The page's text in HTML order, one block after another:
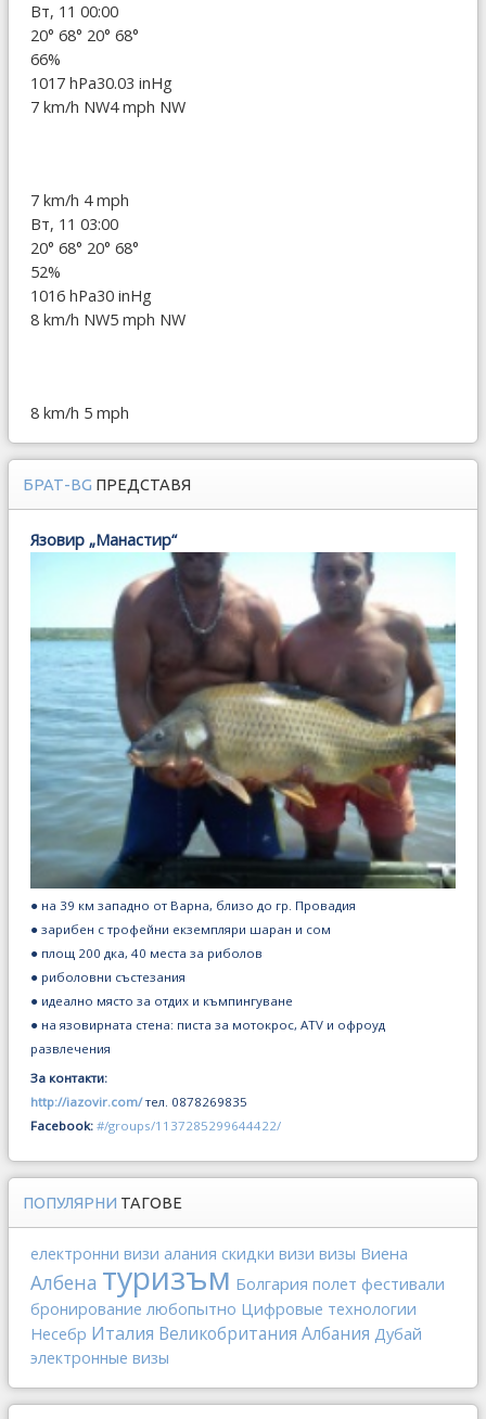
Вт, 11 00:00
20° 68° 20° 68°
66%
1017 hPa30.03 inHg
7 km/h NW4 mph NW
7 km/h 4 mph
Вт, 11 03:00
20° 68° 20° 68°
52%
1016 hPa30 inHg
8 km/h NW5 mph NW
8 km/h 5 mph
БРАТ-BG ПРЕДСТАВЯ
Язовир „Манастир“
● на 39 км западно от Варна, близо до гр. Провадия
● зарибен с трофейни екземпляри шаран и сом
● площ 200 дка, 40 места за риболов
● риболовни състезания
● идеално място за отдих и къмпингуване
● на язовирната стена: писта за мотокрос, ATV и офроуд
развлечения
За контакти:
http://iazovir.com/ тел. 0878269835
Facebook: #/groups/1137285299644422/
ПОПУЛЯРНИ ТАГОВЕ
електронни визи алания скидки визи визы Виена
Албена туризъм Болгария полет фестивали
бронирование любопытно Цифровые технологии
Несебр Италия Великобритания Албания Дубай
электронные визы